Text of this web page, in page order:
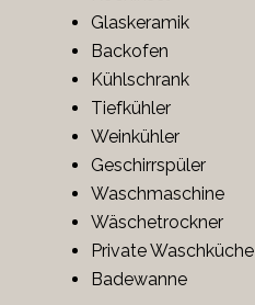
Glaskeramik
Backofen
Kühlschrank
Tiefkühler
Weinkühler
Geschirrspüler
Waschmaschine
Wäschetrockner
Private Waschküche
Badewanne